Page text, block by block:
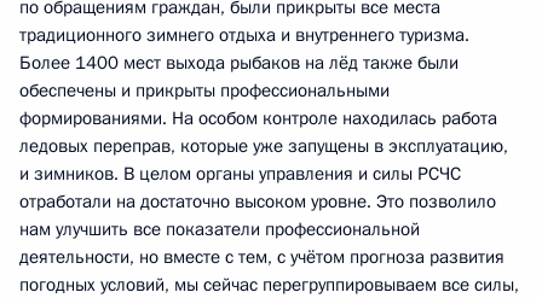
по обращениям граждан, были прикрыты все места
традиционного зимнего отдыха и внутреннего туризма.
Более 1400 мест выхода рыбаков на лёд также были
обеспечены и прикрыты профессиональными
формированиями. На особом контроле находилась работа
ледовых переправ, которые уже запущены в эксплуатацию,
и зимников. В целом органы управления и силы РСЧС
отработали на достаточно высоком уровне. Это позволило
нам улучшить все показатели профессиональной
деятельности, но вместе с тем, с учётом прогноза развития
погодных условий, мы сейчас перегруппировываем все силы,